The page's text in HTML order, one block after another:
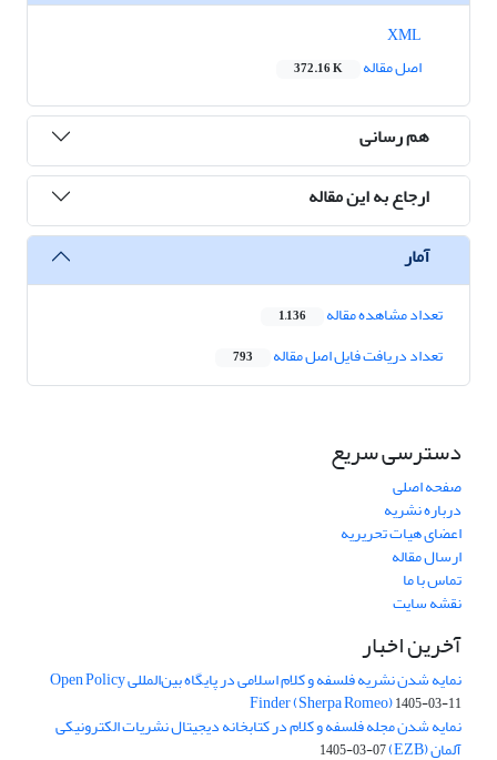
اصل مقاله
372.16 K
هم رسانی
ارجاع به این مقاله
آمار
تعداد مشاهده مقاله 1,136
تعداد دریافت فایل اصل مقاله 793
دسترسی سریع
صفحه اصلی
درباره نشریه
اعضای هیات تحریریه
ارسال مقاله
تماس با ما
نقشه سایت
آخرین اخبار
نمایه شدن نشریه فلسفه و کلام اسلامی در پایگاه بین‌المللی Open Policy
Finder (Sherpa Romeo)1405-03-11
نمایه شدن مجله فلسفه و کلام در کتابخانه دیجیتال نشریات الکترونیکی
آلمان (EZB) 1405-03-07